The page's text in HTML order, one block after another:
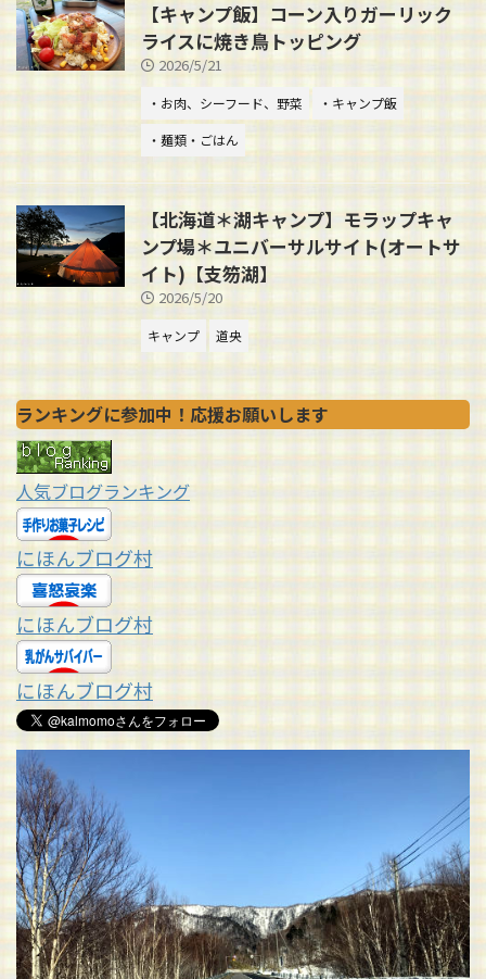
【キャンプ飯】コーン入りガーリック
ライスに焼き鳥トッピング
2026/5/21
・お肉、シーフード、野菜
・キャンプ飯
・麺類・ごはん
【北海道＊湖キャンプ】モラップキャ
ンプ場＊ユニバーサルサイト(オートサ
イト)【支笏湖】
2026/5/20
キャンプ 道央
ランキングに参加中！応援お願いします
人気ブログランキング
にほんブログ村
にほんブログ村
にほんブログ村